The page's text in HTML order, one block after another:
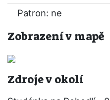
Patron: ne
Zobrazení v mapě
Zdroje v okolí